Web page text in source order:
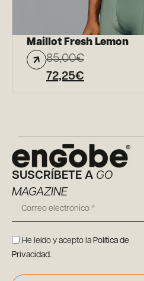
Maillot Fresh Lemon
85,00€
72,25€
SUSCRÍBETE A GO
MAGAZINE
He leído y acepto la Política de
Privacidad.